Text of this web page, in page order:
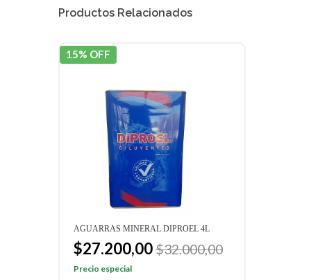
Productos Relacionados
15% OFF
AGUARRAS MINERAL DIPROEL 4L
$27.200,00$32.000,00
Precio especial